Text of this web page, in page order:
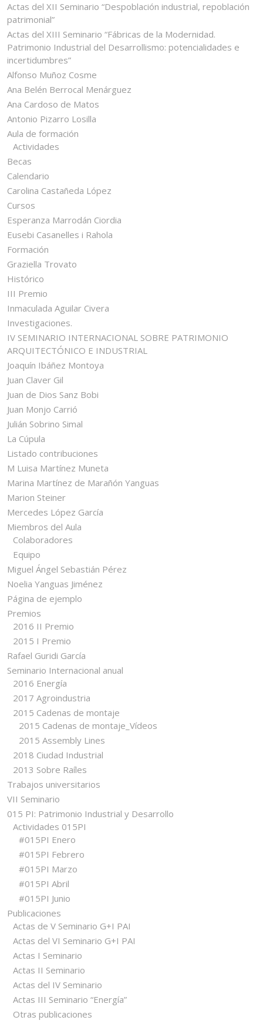
Actas del XII Seminario “Despoblación industrial, repoblación
patrimonial”
Actas del XIII Seminario “Fábricas de la Modernidad.
Patrimonio Industrial del Desarrollismo: potencialidades e
incertidumbres”
Alfonso Muñoz Cosme
Ana Belén Berrocal Menárguez
Ana Cardoso de Matos
Antonio Pizarro Losilla
Aula de formación
Actividades
Becas
Calendario
Carolina Castañeda López
Cursos
Esperanza Marrodán Ciordia
Eusebi Casanelles i Rahola
Formación
Graziella Trovato
Histórico
III Premio
Inmaculada Aguilar Civera
Investigaciones.
IV SEMINARIO INTERNACIONAL SOBRE PATRIMONIO
ARQUITECTÓNICO E INDUSTRIAL
Joaquín Ibáñez Montoya
Juan Claver Gil
Juan de Dios Sanz Bobi
Juan Monjo Carrió
Julián Sobrino Simal
La Cúpula
Listado contribuciones
M Luisa Martínez Muneta
Marina Martínez de Marañón Yanguas
Marion Steiner
Mercedes López García
Miembros del Aula
Colaboradores
Equipo
Miguel Ángel Sebastián Pérez
Noelia Yanguas Jiménez
Página de ejemplo
Premios
2016 II Premio
2015 I Premio
Rafael Guridi García
Seminario Internacional anual
2016 Energía
2017 Agroindustria
2015 Cadenas de montaje
2015 Cadenas de montaje_Vídeos
2015 Assembly Lines
2018 Ciudad Industrial
2013 Sobre Raíles
Trabajos universitarios
VII Seminario
015 PI: Patrimonio Industrial y Desarrollo
Actividades 015PI
#015PI Enero
#015PI Febrero
#015PI Marzo
#015PI Abril
#015PI Junio
Publicaciones
Actas de V Seminario G+I PAI
Actas del VI Seminario G+I PAI
Actas I Seminario
Actas II Seminario
Actas del IV Seminario
Actas III Seminario “Energía”
Otras publicaciones